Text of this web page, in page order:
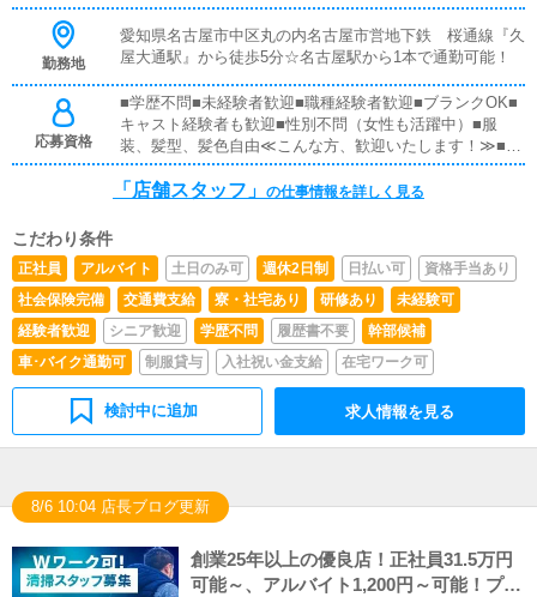
ポータルサイト等の店舗情報更新作業を行っていただきま
す。キャストの出勤情報やイベント、求人ブログの作成と
なります。基本的にはボタンを押すだけや、ブログの更新
時に簡単に文字が入力出来れば問題ありません。PCが苦
手な人でも簡単にできます。■キャスト管理お店で働いて
いただいているキャストの方が稼げるようにインターネッ
スを行っていただきます。■企画の立案店舗イベントや店
の方の入店数の増加】など、売上UPに繋がる施策の提案
を行っていただきます。
勤務地
愛知県名古屋市中区丸の内名古屋市営地下鉄 桜通線『久
屋大通駅』から徒歩5分☆名古屋駅から1本で通勤可能！
応募資格
■学歴不問■未経験者歓迎■職種経験者歓迎■ブランクOK■
キャスト経験者も歓迎■性別不問（女性も活躍中）■服
装、髪型、髪色自由≪こんな方、歓迎いたします！≫■Ph
otoshopやIllustratorの実務経験がある方■広告やバナー作
成に携わった経験がある方■HTML、CSS、JavaScriptな
応募はお断りします。
「店舗スタッフ」 の仕事情報を詳しく見る
こだわり条件
正社員 アルバイト 土日のみ可 週休2日制 日払い可
資格手当あり
社会保険完備
交通費支給 寮・社宅あり 研修あり
未経験可
経験者歓迎
シニア歓迎 学歴不問 履歴書不要
幹部候補
車･バイク通勤可
制服貸与 入社祝い金支給 在宅ワーク可
検討中に追加 求人情報を見る
8/6 10:04 店長ブログ更新
創業25年以上の優良店！正社員31.5万円
可能～、アルバイト1,200円～可能！プラ